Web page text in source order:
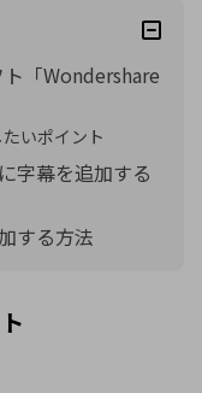
「Wondershare
いポイント
字幕を追加する
する方法